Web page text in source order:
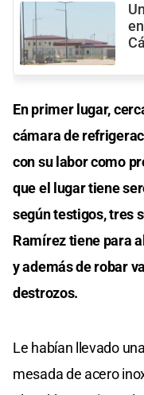
En primer lugar,
cámara de
con su labor como
que el lugar tiene
según testigos, tres
Ramírez tiene para
y además de robar
destrozos.
Le habían llevado
mesada de acero